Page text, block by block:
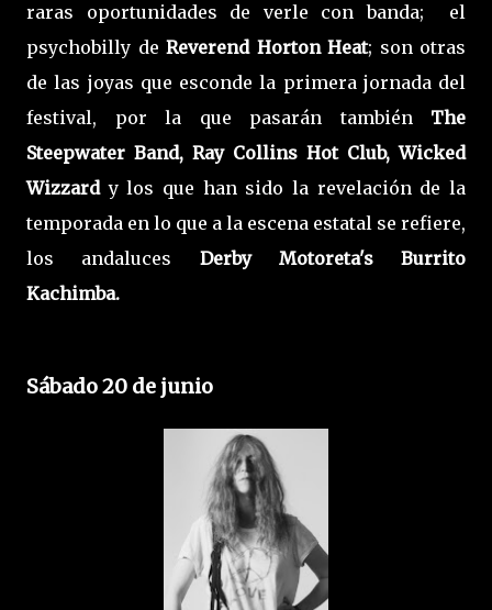
raras oportunidades de verle con banda; el
psychobilly de Reverend Horton Heat; son otras
de las joyas que esconde la primera jornada del
festival, por la que pasarán también The
Steepwater Band, Ray Collins Hot Club, Wicked
Wizzardy los que han sido la revelación de la
temporada en lo que a la escena estatal se refiere,
los andaluces Derby Motoreta's Burrito
Kachimba.
Sábado 20 de junio